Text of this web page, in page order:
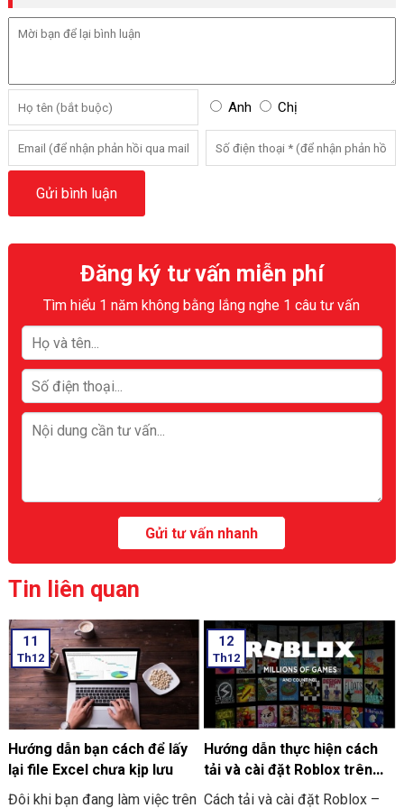
Anh Chị
Đăng ký tư vấn miễn phí
Tìm hiểu 1 năm không bằng lắng nghe 1 câu tư vấn
Tin liên quan
11
Th12
Hướng dẫn bạn cách để lấy
lại file Excel chưa kịp lưu
Đôi khi bạn đang làm việc trên
12
Th12
Hướng dẫn thực hiện cách
tải và cài đặt Roblox trên
máy tính thật đơn giản
Cách tải và cài đặt Roblox –